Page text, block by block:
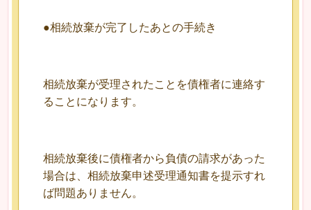
●相続放棄が完了したあとの手続き
相続放棄が受理されたことを債権者に連絡す
ることになります。
相続放棄後に債権者から負債の請求があった
場合は、相続放棄申述受理通知書を提示すれ
ば問題ありません。